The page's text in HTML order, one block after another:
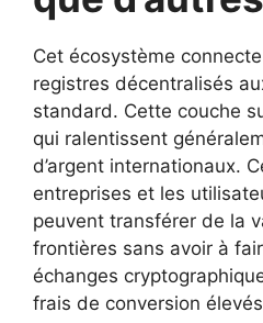
Cet écosystème
registres décentralisés
standard. Cette couche
qui ralentissent
d’argent internationaux.
entreprises et les
peuvent transférer de la
frontières sans avoir à
échanges
frais de conversion